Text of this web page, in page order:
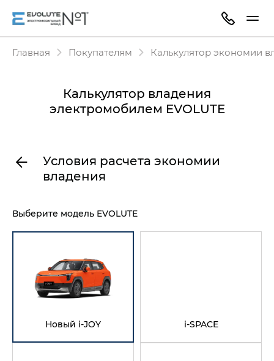
Главная Покупателям Калькулятор экономии
Калькулятор владения
электромобилем EVOLUTE
Условия расчета экономии
владения
Выберите модель EVOLUTE
Новый i‑JOY i-SPACE